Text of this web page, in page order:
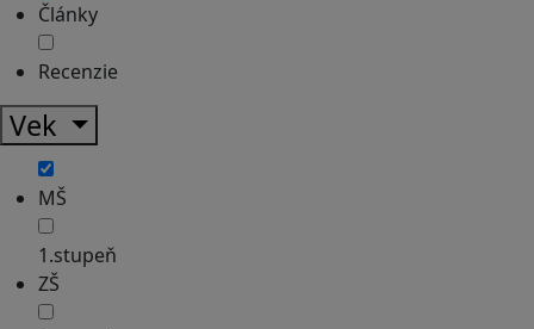
Články
Recenzie
Vek
MŠ
1.stupeň
ZŠ